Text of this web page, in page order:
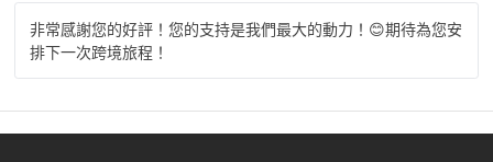
非常感謝您的好評！您的支持是我們最大的動力！😊期待為您安
排下一次跨境旅程！